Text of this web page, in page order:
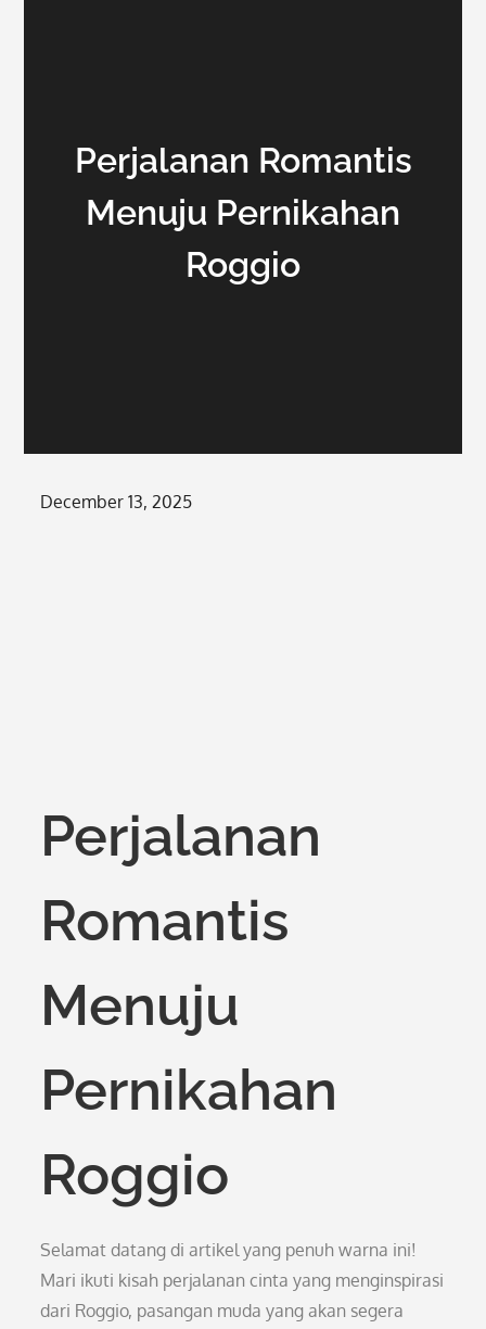
Perjalanan Romantis
Menuju Pernikahan
Roggio
Posted
December 13, 2025
Perjalanan
Romantis
Menuju
Pernikahan
Roggio
Selamat datang di artikel yang penuh warna ini!
Mari ikuti kisah perjalanan cinta yang menginspirasi
dari Roggio, pasangan muda yang akan segera